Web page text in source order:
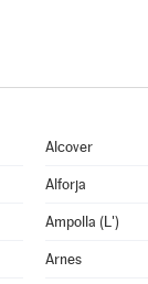
Alcover
Alforja
Ampolla (L')
Arnes